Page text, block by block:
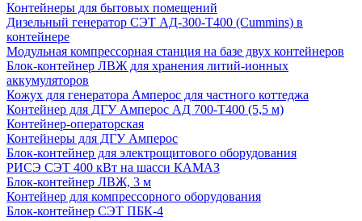
Контейнеры для бытовых помещений
Дизельный генератор СЭТ АД-300-Т400 (Cummins) в
контейнере
Модульная компрессорная станция на базе двух контейнеров
Блок-контейнер ЛВЖ для хранения литий-ионных
аккумуляторов
Кожух для генератора Амперос для частного коттеджа
Контейнер для ДГУ Амперос АД 700-Т400 (5,5 м)
Контейнер-операторская
Контейнеры для ДГУ Амперос
Блок-контейнер для электрощитового оборудования
РИСЭ СЭТ 400 кВт на шасси КАМАЗ
Блок-контейнер ЛВЖ, 3 м
Контейнер для компрессорного оборудования
Блок-контейнер СЭТ ПБК-4